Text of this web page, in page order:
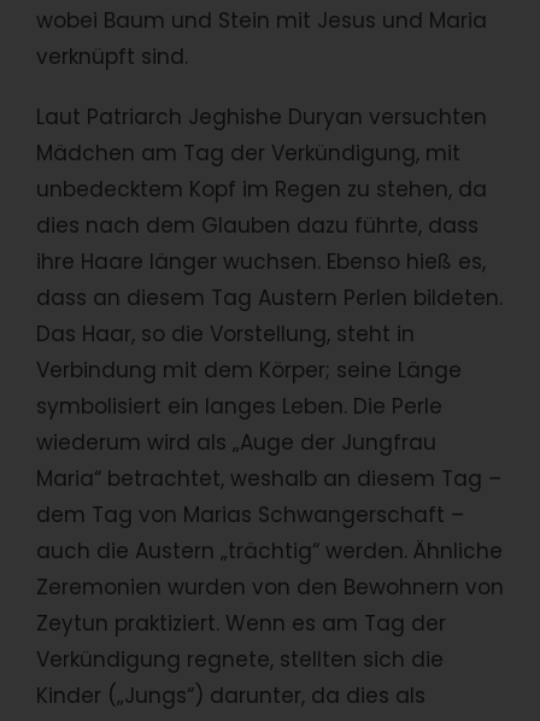
wobei Baum und Stein mit Jesus und Maria
verknüpft sind.
Laut Patriarch Jeghishe Duryan versuchten
Mädchen am Tag der Verkündigung, mit
unbedecktem Kopf im Regen zu stehen, da
dies nach dem Glauben dazu führte, dass
ihre Haare länger wuchsen. Ebenso hieß es,
dass an diesem Tag Austern Perlen bildeten.
Das Haar, so die Vorstellung, steht in
Verbindung mit dem Körper; seine Länge
symbolisiert ein langes Leben. Die Perle
wiederum wird als „Auge der Jungfrau
Maria“ betrachtet, weshalb an diesem Tag –
dem Tag von Marias Schwangerschaft –
auch die Austern „trächtig“ werden. Ähnliche
Zeremonien wurden von den Bewohnern von
Zeytun praktiziert. Wenn es am Tag der
Verkündigung regnete, stellten sich die
Kinder („Jungs“) darunter, da dies als